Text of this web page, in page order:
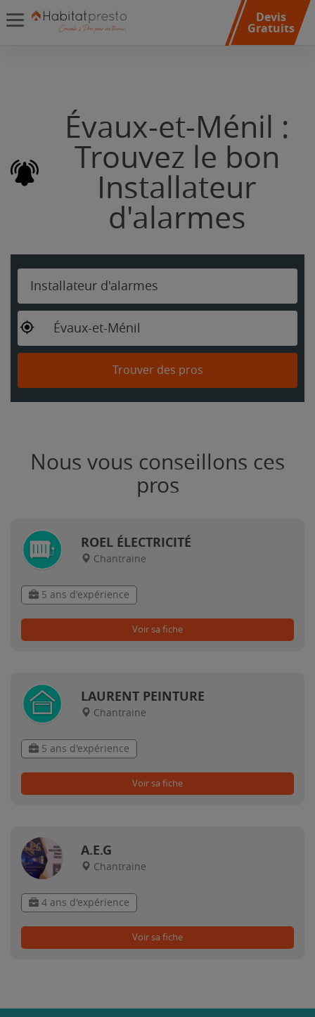
Devis
Gratuits
Évaux-et-Ménil :
Trouvez le bon
Installateur
d'alarmes
Installateur d'alarmes
Évaux-et-Ménil
Trouver des pros
Nous vous conseillons ces
pros
ROEL ÉLECTRICITÉ
Chantraine
5 ans d'expérience
Voir sa fiche
LAURENT PEINTURE
Chantraine
5 ans d'expérience
Voir sa fiche
A.E.G
Chantraine
4 ans d'expérience
Voir sa fiche